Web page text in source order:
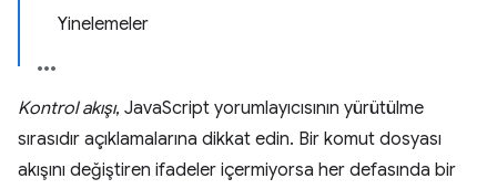
Yinelemeler
Kontrol akışı, JavaScript yorumlayıcısının yürütülme
sırasıdır açıklamalarına dikkat edin. Bir komut dosyası
akışını değiştiren ifadeler içermiyorsa her defasında bir